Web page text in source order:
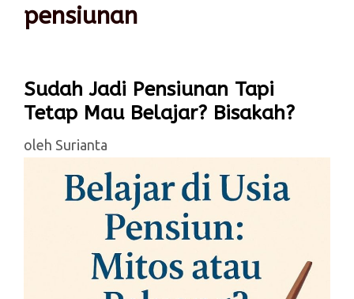
pensiunan
Sudah Jadi Pensiunan Tapi
Tetap Mau Belajar? Bisakah?
oleh Surianta